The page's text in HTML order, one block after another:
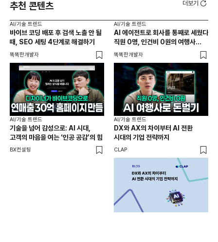
추천 콘텐츠 더보기
AI/기술 트렌드
바이브 코딩 배포 후 검색 노출 안 될
때, SEO 세팅 4단계로 해결하기
똑똑한개발자
AI/기술 트렌드
AI 에이전트로 회사를 통째로 세웠다
직원 0명, 인건비 0원의 여행사
제작기
똑똑한개발자
AI/기술 트렌드
기술을 넘어 감성으로: AI 시대,
고객의 마음을 여는 ‘인공 공감’의 힘
BX컨설팅
AI/기술 트렌드
DX와 AX의 차이부터 AI 전환
시대의 기업 전략까지
CLAP